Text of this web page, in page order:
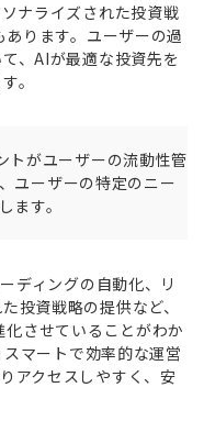
ナライズされた投資戦
ります。ユーザーの過
、AIが最適な投資先を
。
トがユーザーの流動性管
ユーザーの特定のニー
ます。
ディングの自動化、リ
投資戦略の提供など、
させていることがわか
マートで効率的な運営
アクセスしやすく、安